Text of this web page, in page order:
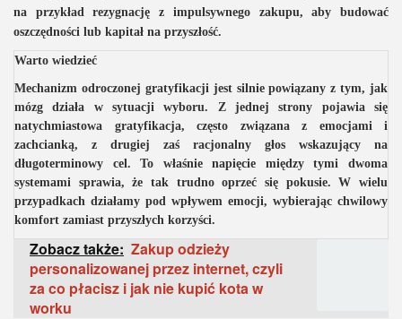
na przykład rezygnację z impulsywnego zakupu, aby budować
oszczędności lub kapitał na przyszłość.
Warto wiedzieć
Mechanizm odroczonej gratyfikacji jest silnie powiązany z tym, jak
mózg działa w sytuacji wyboru. Z jednej strony pojawia się
natychmiastowa gratyfikacja, często związana z emocjami i
zachcianką, z drugiej zaś racjonalny głos wskazujący na
długoterminowy cel. To właśnie napięcie między tymi dwoma
systemami sprawia, że tak trudno oprzeć się pokusie. W wielu
przypadkach działamy pod wpływem emocji, wybierając chwilowy
komfort zamiast przyszłych korzyści.
Zobacz także: Zakup odzieży
personalizowanej przez internet, czyli
za co płacisz i jak nie kupić kota w
worku